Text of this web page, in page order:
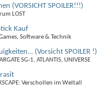
(VORSICHT SPOILER!!!)
LOST
Kauf
Software & Technik
(Vorsicht SPOILER !)
SG-1, ATLANTIS, UNIVERSE
Verschollen im Weltall